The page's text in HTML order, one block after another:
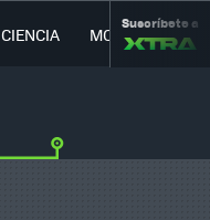
CIENCIA MOVILIDAD
Suscríbete a